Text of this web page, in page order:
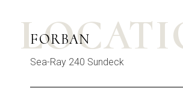
FORBAN
Sea-Ray 240 Sundeck